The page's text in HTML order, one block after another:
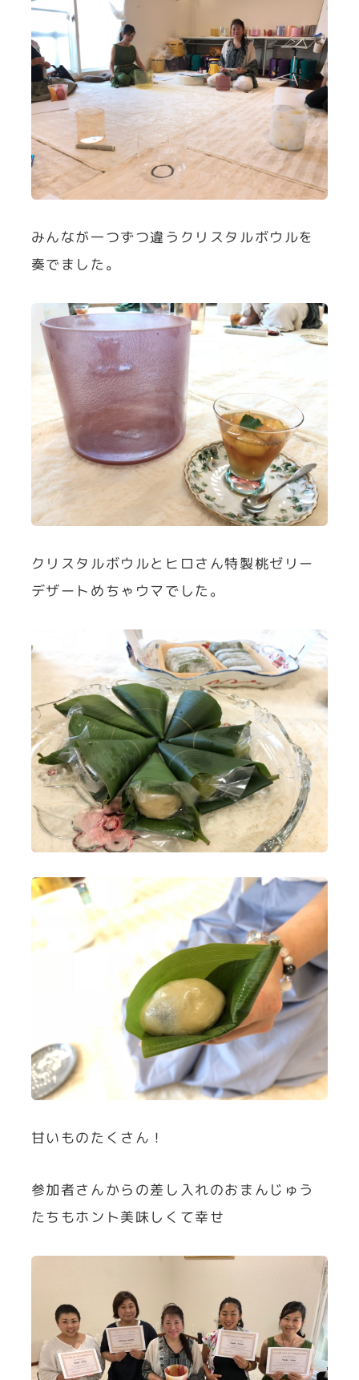
みんなが一つずつ違うクリスタルボウルを
奏でました。
クリスタルボウルとヒロさん特製桃ゼリー
デザートめちゃウマでした。
甘いものたくさん！
参加者さんからの差し入れのおまんじゅう
たちもホント美味しくて幸せ